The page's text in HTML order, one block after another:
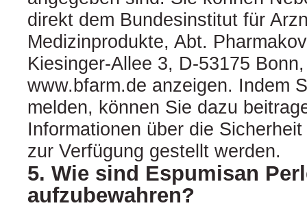
direkt dem Bundesinstitut für
Medizinprodukte, Abt.
Kiesinger-Allee 3, D-53175
www.bfarm.de anzeigen. Indem
melden, können Sie dazu
Informationen über die
zur Verfügung gestellt werden.
5. Wie sind Espumisan
aufzubewahren?